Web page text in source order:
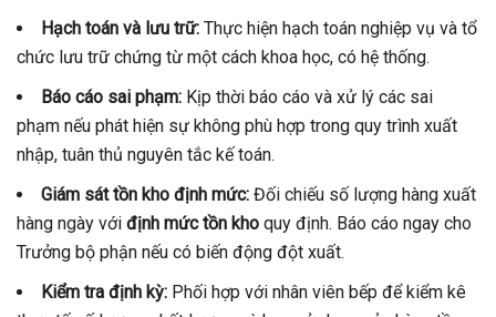
Hạch toán và lưu trữ: Thực hiện hạch toán nghiệp vụ và tổ
chức lưu trữ chứng từ một cách khoa học, có hệ thống.
Báo cáo sai phạm: Kịp thời báo cáo và xử lý các sai
phạm nếu phát hiện sự không phù hợp trong quy trình xuất
nhập, tuân thủ nguyên tắc kế toán.
Giám sát tồn kho định mức: Đối chiếu số lượng hàng xuất
hàng ngày với định mức tồn kho quy định. Báo cáo ngay cho
Trưởng bộ phận nếu có biến động đột xuất.
Kiểm tra định kỳ: Phối hợp với nhân viên bếp để kiểm kê